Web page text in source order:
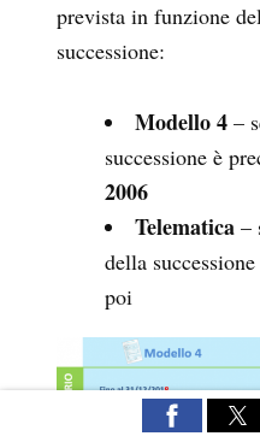
prevista in funzione
successione:
Modello 4 –
successione è
2006
Telematica –
della
poi